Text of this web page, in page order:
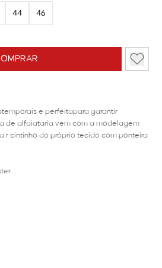
44 46
e perfeitapara garantir
de alfaiataria vem com a modelagem
r cintinho do próprio tecido com ponteira